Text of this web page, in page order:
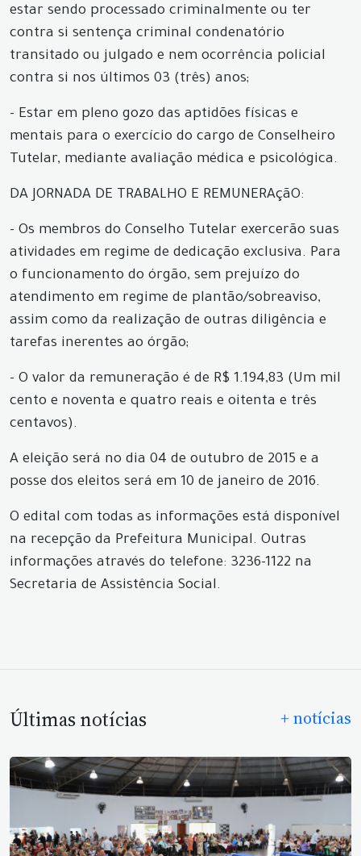
estar sendo processado criminalmente ou ter
contra si sentença criminal condenatório
transitado ou julgado e nem ocorrência policial
contra si nos últimos 03 (três) anos;
- Estar em pleno gozo das aptidões físicas e
mentais para o exercício do cargo de Conselheiro
Tutelar, mediante avaliação médica e psicológica.
DA JORNADA DE TRABALHO E REMUNERAçãO:
- Os membros do Conselho Tutelar exercerão suas
atividades em regime de dedicação exclusiva. Para
o funcionamento do órgão, sem prejuízo do
atendimento em regime de plantão/sobreaviso,
assim como da realização de outras diligência e
tarefas inerentes ao órgão;
- O valor da remuneração é de R$ 1.194,83 (Um mil
cento e noventa e quatro reais e oitenta e três
centavos).
A eleição será no dia 04 de outubro de 2015 e a
posse dos eleitos será em 10 de janeiro de 2016.
O edital com todas as informações está disponível
na recepção da Prefeitura Municipal. Outras
informações através do telefone: 3236-1122 na
Secretaria de Assistência Social.
Últimas notícias + notícias